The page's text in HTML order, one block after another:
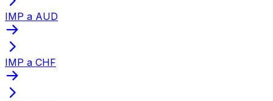
IMP a AUD
IMP a CHF